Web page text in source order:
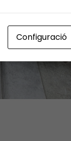
Configuració